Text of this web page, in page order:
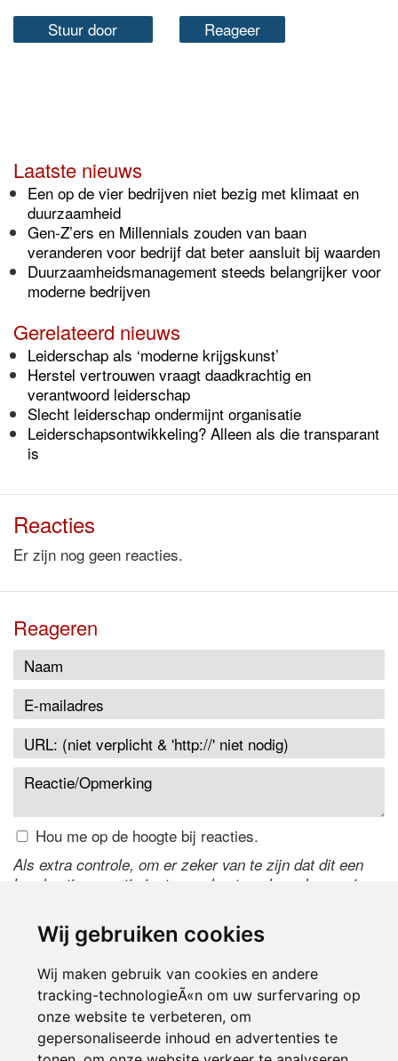
Wij gebruiken cookies
Wij maken gebruik van cookies en andere
tracking-technologieÃ«n om uw surfervaring op
onze website te verbeteren, om
gepersonaliseerde inhoud en advertenties te
Stuur door Reageer
Laatste nieuws
Een op de vier bedrijven niet bezig met klimaat en
duurzaamheid
Gen-Z’ers en Millennials zouden van baan
veranderen voor bedrijf dat beter aansluit bij waarden
Duurzaamheidsmanagement steeds belangrijker voor
moderne bedrijven
Gerelateerd nieuws
Leiderschap als ‘moderne krijgskunst’
Herstel vertrouwen vraagt daadkrachtig en
verantwoord leiderschap
Slecht leiderschap ondermijnt organisatie
Leiderschapsontwikkeling? Alleen als die transparant
is
Reacties
Er zijn nog geen reacties.
Reageren
Hou me op de hoogte bij reacties.
Als extra controle, om er zeker van te zijn dat dit een
handmatige reactie is, typ onderstaande code over in
de code te wijzigen.